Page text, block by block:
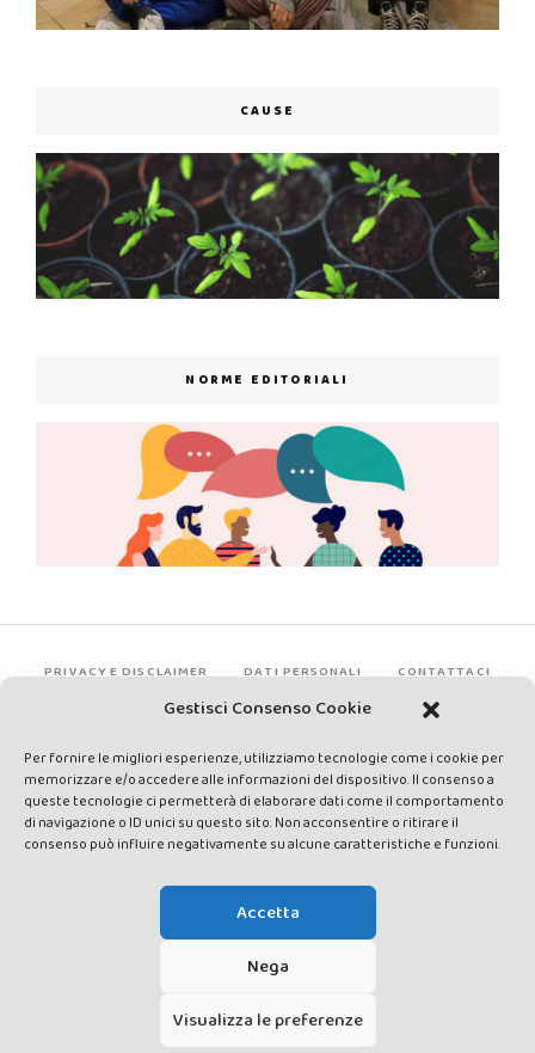
Gestisci Consenso Cookie
Per fornire le migliori esperienze, utilizziamo tecnologie come i cookie per
memorizzare e/o accedere alle informazioni del dispositivo. Il consenso a
queste tecnologie ci permetterà di elaborare dati come il comportamento
di navigazione o ID unici su questo sito. Non acconsentire o ritirare il
consenso può influire negativamente su alcune caratteristiche e funzioni.
Accetta
Nega
Visualizza le preferenze
CAUSE
NORME EDITORIALI
PRIVACY E DISCLAIMER DATI PERSONALI CONTATTACI
rights reserved - Testata registrata presso il Tribunale di Siena con
autorizzazione n°1 del 12/04/2014 - Direttrice Responsabile: Chiara
Cacace - E-mail: direzione@lavaldichiana.it - Editore: Valdichiana
Media Srl – P.IVA e C.F. 01377300528 –
10, Torrita di Siena (SI) - Iscrizione al Registro degli Operatori di